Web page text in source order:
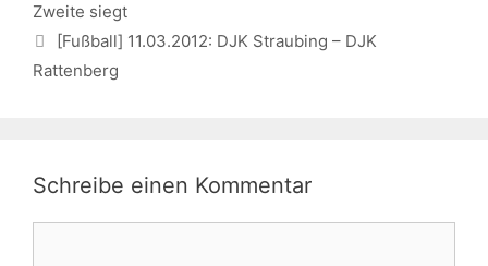
Zweite siegt
[Fußball] 11.03.2012: DJK Straubing – DJK
Rattenberg
Schreibe einen Kommentar